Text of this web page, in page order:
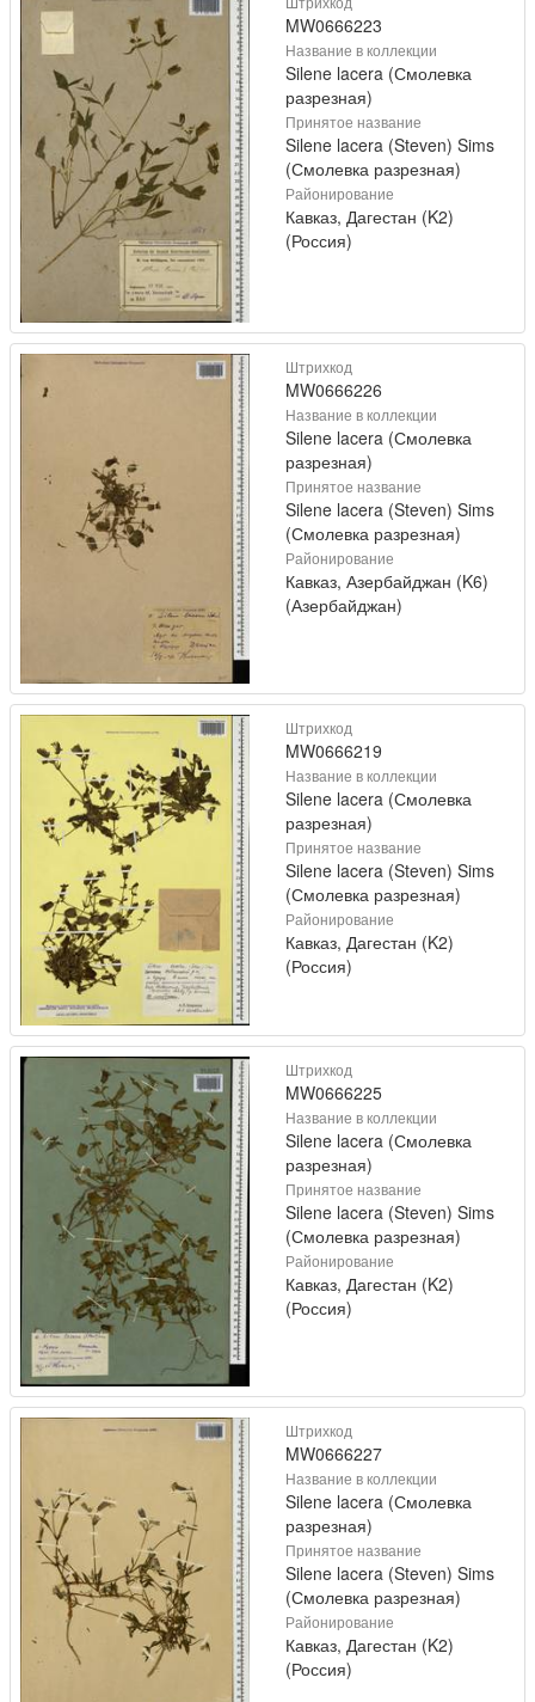
MW0666223
Название в коллекции
Silene lacera (Смолевка
разрезная)
Принятое название
Silene lacera (Steven) Sims
(Смолевка разрезная)
Районирование
Кавказ, Дагестан (K2)
(Россия)
Штрихкод
MW0666226
Название в коллекции
Silene lacera (Смолевка
разрезная)
Принятое название
Silene lacera (Steven) Sims
(Смолевка разрезная)
Районирование
Кавказ, Азербайджан (K6)
(Азербайджан)
Штрихкод
MW0666219
Название в коллекции
Silene lacera (Смолевка
разрезная)
Принятое название
Silene lacera (Steven) Sims
(Смолевка разрезная)
Районирование
Кавказ, Дагестан (K2)
(Россия)
Штрихкод
MW0666225
Название в коллекции
Silene lacera (Смолевка
разрезная)
Принятое название
Silene lacera (Steven) Sims
(Смолевка разрезная)
Районирование
Кавказ, Дагестан (K2)
(Россия)
Штрихкод
MW0666227
Название в коллекции
Silene lacera (Смолевка
разрезная)
Принятое название
Silene lacera (Steven) Sims
(Смолевка разрезная)
Районирование
Кавказ, Дагестан (K2)
(Россия)